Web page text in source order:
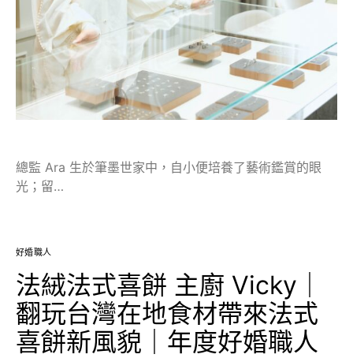
總監 Ara 生於筆墨世家中，自小便培養了藝術鑑賞的眼
光；留…
好婚職人
法絨法式喜餅 主廚 Vicky｜
翻玩台灣在地食材帶來法式
喜餅新風貌｜年度好婚職人